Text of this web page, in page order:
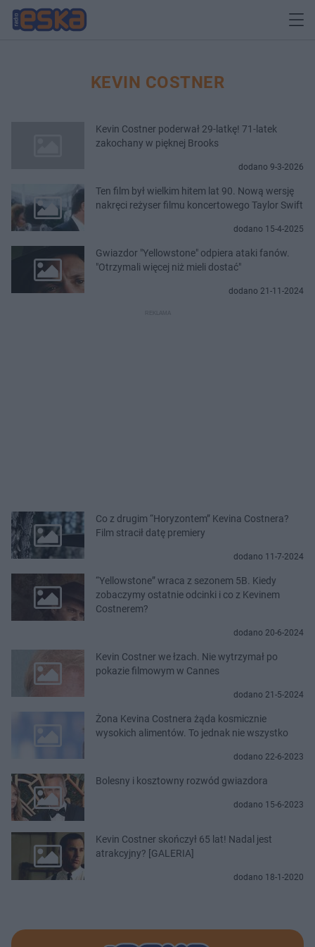
KEVIN COSTNER
Kevin Costner poderwał 29-latkę! 71-latek
zakochany w pięknej Brooks
dodano 9-3-2026
Ten film był wielkim hitem lat 90. Nową wersję
nakręci reżyser filmu koncertowego Taylor Swift
dodano 15-4-2025
Gwiazdor "Yellowstone" odpiera ataki fanów.
"Otrzymali więcej niż mieli dostać"
dodano 21-11-2024
Co z drugim “Horyzontem” Kevina Costnera?
Film stracił datę premiery
dodano 11-7-2024
“Yellowstone” wraca z sezonem 5B. Kiedy
zobaczymy ostatnie odcinki i co z Kevinem
Costnerem?
dodano 20-6-2024
Kevin Costner we łzach. Nie wytrzymał po
pokazie filmowym w Cannes
dodano 21-5-2024
Żona Kevina Costnera żąda kosmicznie
wysokich alimentów. To jednak nie wszystko
dodano 22-6-2023
Bolesny i kosztowny rozwód gwiazdora
dodano 15-6-2023
Kevin Costner skończył 65 lat! Nadal jest
atrakcyjny? [GALERIA]
dodano 18-1-2020